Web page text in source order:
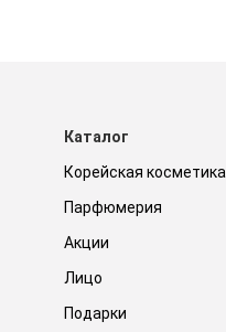
Каталог
Корейская косметика
Парфюмерия
Акции
Лицо
Подарки